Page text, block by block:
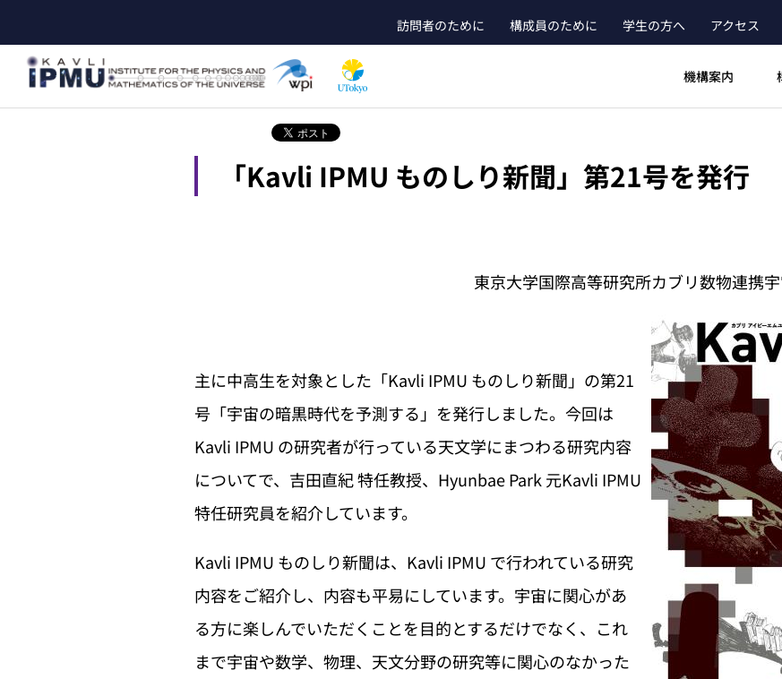
ン
テ
header_main_menu_contact
訪問者のために 構成員のために 学生の方へ アクセス
機構案内
「Kavli IPMU ものしり新聞」第21号を発行
東京大学国際高等研究所カブリ数物連携
主に中高生を対象とした「Kavli IPMU ものしり新聞」の第21
号「宇宙の暗黒時代を予測する」を発行しました。今回は
Kavli IPMU の研究者が行っている天文学にまつわる研究内容
についてで、吉田直紀 特任教授、Hyunbae Park 元Kavli IPMU
特任研究員を紹介しています。
Kavli IPMU ものしり新聞は、Kavli IPMU で行われている研究
内容をご紹介し、内容も平易にしています。宇宙に関心があ
る方に楽しんでいただくことを目的とするだけでなく、これ
まで宇宙や数学、物理、天文分野の研究等に関心のなかった